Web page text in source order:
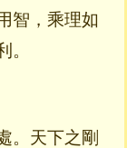
智，乘理如
。
。天下之剛